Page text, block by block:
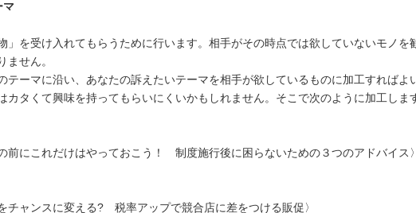
マ
」を受け入れてもらうために行います。相手がその時点では欲していないモノ
せん。
テーマに沿い、あなたの訴えたいテーマを相手が欲しているものに加工すれば
タくて興味を持ってもらいにくいかもしれません。そこで次のように加工しま
にこれだけはやっておこう！ 制度施行後に困らないための３つのアドバイス〉
チャンスに変える? 税率アップで競合店に差をつける販促〉